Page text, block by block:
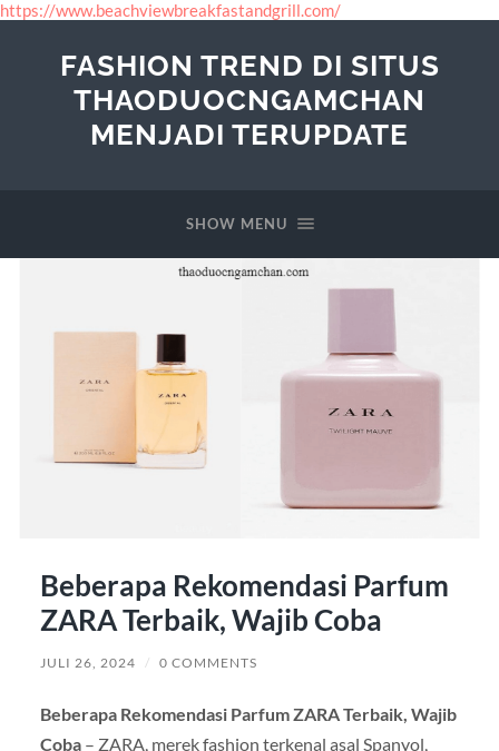
https://www.beachviewbreakfastandgrill.com/
FASHION TREND DI SITUS
THAODUOCNGAMCHAN
MENJADI TERUPDATE
SHOW MENU
Beberapa Rekomendasi Parfum
ZARA Terbaik, Wajib Coba
JULI 26, 2024 / 0 COMMENTS
Beberapa Rekomendasi Parfum ZARA Terbaik, Wajib
Coba– ZARA, merek fashion terkenal asal Spanyol,